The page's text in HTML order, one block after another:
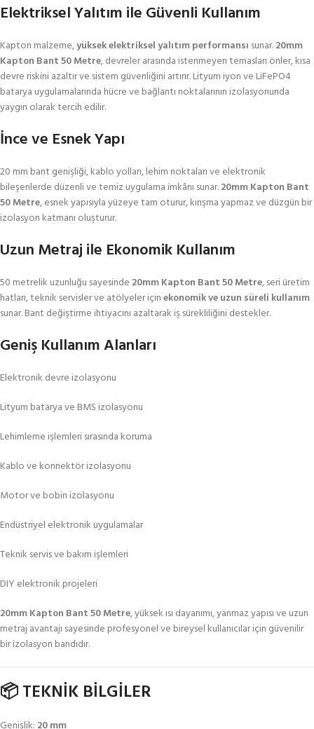
Elektriksel Yalıtım ile Güvenli Kullanım
Kapton malzeme,yüksek elektriksel yalıtım performansı sunar.20mm
Kapton Bant 50 Metre, devreler arasında istenmeyen temasları önler, kısa
devre riskini azaltır ve sistem güvenliğini artırır. Lityum iyon ve LiFePO4
batarya uygulamalarında hücre ve bağlantı noktalarının izolasyonunda
yaygın olarak tercih edilir.
İnce ve Esnek Yapı
20 mm bant genişliği, kablo yolları, lehim noktaları ve elektronik
bileşenlerde düzenli ve temiz uygulama imkânı sunar.20mm Kapton Bant
50 Metre, esnek yapısıyla yüzeye tam oturur, kırışma yapmaz ve düzgün bir
izolasyon katmanı oluşturur.
Uzun Metraj ile Ekonomik Kullanım
50 metrelik uzunluğu sayesinde 20mm Kapton Bant 50 Metre, seri üretim
hatları, teknik servisler ve atölyeler içinekonomik ve uzun süreli kullanım
sunar. Bant değiştirme ihtiyacını azaltarak iş sürekliliğini destekler.
Geniş Kullanım Alanları
Elektronik devre izolasyonu
Lityum batarya ve BMS izolasyonu
Lehimleme işlemleri sırasında koruma
Kablo ve konnektör izolasyonu
Motor ve bobin izolasyonu
Endüstriyel elektronik uygulamalar
Teknik servis ve bakım işlemleri
DIY elektronik projeleri
20mm Kapton Bant 50 Metre, yüksek ısı dayanımı, yanmaz yapısı ve uzun
metraj avantajı sayesinde profesyonel ve bireysel kullanıcılar için güvenilir
bir izolasyon bandıdır.
📦 TEKNİK BİLGİLER
Genişlik: 20 mm